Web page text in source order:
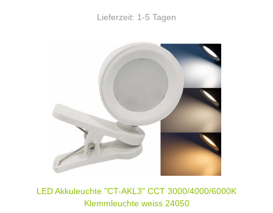
Lieferzeit: 1-5 Tagen
LED Akkuleuchte "CT-AKL3" CCT 3000/4000/6000K
Klemmleuchte weiss 24050